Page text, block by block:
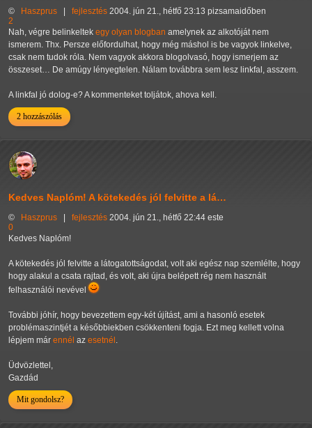
© Haszprus fejlesztés 2004. jún 21., hétfő 23:13 pizsamaidőben
2
Nah, végre belinkeltek egy olyan blogban amelynek az alkotóját nem
ismerem. Thx. Persze előfordulhat, hogy még máshol is be vagyok linkelve,
csak nem tudok róla. Nem vagyok akkora blogolvasó, hogy ismerjem az
összeset… De amúgy lényegtelen. Nálam továbbra sem lesz linkfal, asszem.
A linkfal jó dolog-e? A kommenteket toljátok, ahova kell.
2 hozzászólás
Kedves Naplóm! A kötekedés jól felvitte a lá…
© Haszprus fejlesztés 2004. jún 21., hétfő 22:44 este
0
Kedves Naplóm!
A kötekedés jól felvitte a látogatottságodat, volt aki egész nap szemlélte, hogy
hogy alakul a csata rajtad, és volt, aki újra belépett rég nem használt
felhasználói nevével
További jóhír, hogy bevezettem egy-két újítást, ami a hasonló esetek
problémaszintjét a későbbiekben csökkenteni fogja. Ezt meg kellett volna
lépjem már ennél az esetnél .
Üdvözlettel,
Gazdád
Mit gondolsz?